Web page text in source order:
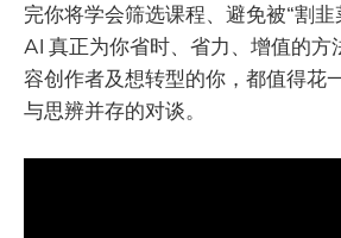
完你将学会筛选课程、避免被“割
AI 真正为你省时、省力、增值的方
容创作者及想转型的你，都值得花
与思辨并存的对谈。